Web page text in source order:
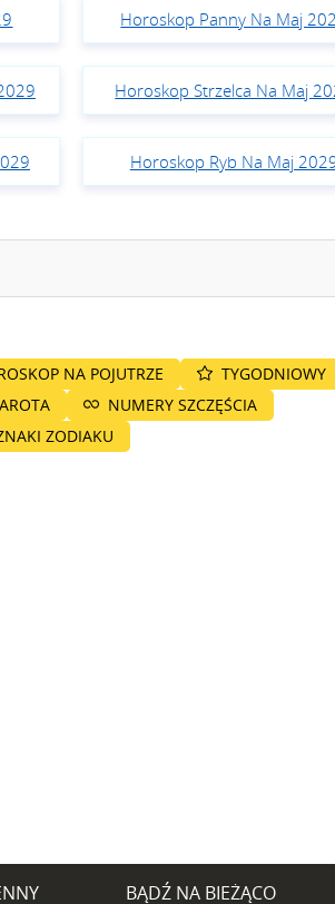
Horoskop Panny Na Maj
Horoskop Strzelca Na Maj
Horoskop Ryb Na Maj
NA POJUTRZE
TYGODNIOWY
NUMERY SZCZĘŚCIA
ZODIAKU
BĄDŹ NA BIEŻĄCO